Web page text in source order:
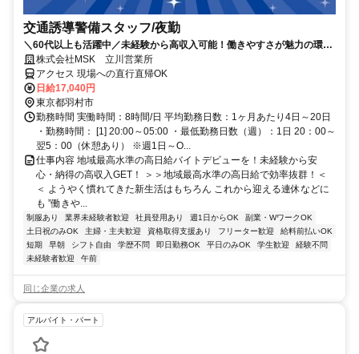
交通誘導警備スタッフ/夜勤
＼60代以上も活躍中／未経験から高収入可能！働きやすさが魅力の環境
で警備員デビューをしませんか！【月収34万円以上可能！日払いも
OK！】勤務3日前迄シフト申請が可能です！週1日～・短期もOK！あな
たのライフスタイルに合わせてお仕事しませんか！未経験者大歓迎！年
代幅広く活躍しています。
株式会社MSK 立川営業所
アクセス 現場への直行直帰OK
日給17,040円
東京都羽村市
勤務時間 実働時間：8時間/日 平均勤務日数：1ヶ月あたり4日～20日
・勤務時間： [1] 20:00～05:00 ・最低勤務日数（週）：1日 20：00～
翌5：00（休憩あり） ※週1日～O...
仕事内容 地域最高水準の高日給バイトデビューを！未経験から安
心・納得の高収入GET！ ＞＞地域最高水準の高日給で効率抜群！＜
＜ ようやく慣れてきた新生活はもちろん これから迎える連休などに
も ”働きや...
制服あり 業界未経験者歓迎 社員登用あり 週1日からOK
副業・WワークOK
土日祝のみOK
主婦・主夫歓迎 資格取得支援あり フリーター歓迎
給料前払いOK
短期
早朝 シフト自由 学歴不問 即日勤務OK 平日のみOK 学生歓迎
経験不問
未経験者歓迎
午前
同じ企業の求人
アルバイト・パート